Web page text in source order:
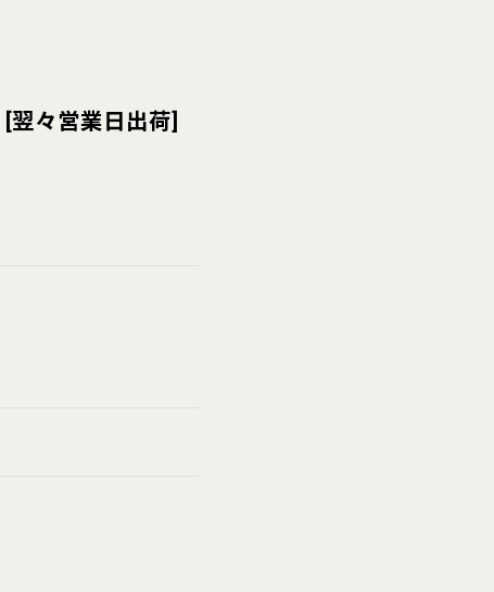
[翌々営業日出荷]